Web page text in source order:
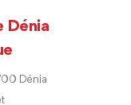
Dénia
Dénia